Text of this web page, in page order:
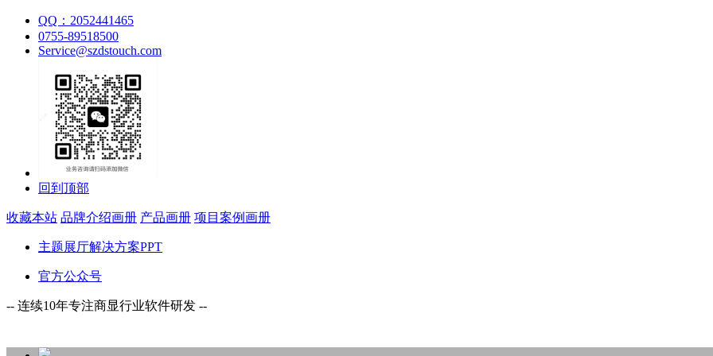
QQ：2052441465
0755-89518500
Service@szdstouch.com
回到顶部
收藏本站 品牌介绍画册 产品画册 项目案例画册
主题展厅解决方案PPT
官方公众号
-- 连续10年专注商显行业软件研发 --